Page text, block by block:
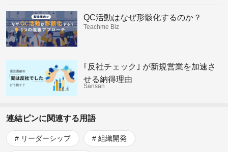
QC活動はなぜ形骸化するのか？
Teachme Biz
｢反社チェック｣ が新規営業を加速さ
せる納得理由
Sansan
連結ピンに関連する用語
リーダーシップ 組織開発